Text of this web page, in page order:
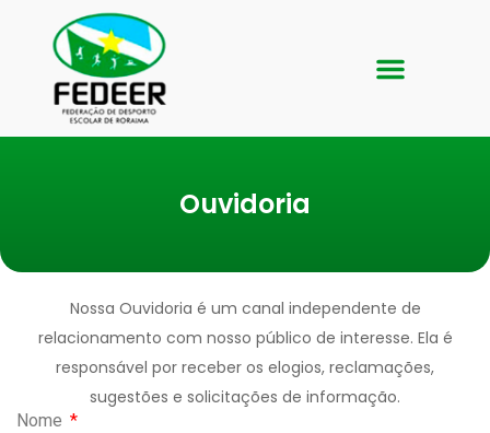
Ouvidoria
Nossa Ouvidoria é um canal independente de
relacionamento com nosso público de interesse. Ela é
responsável por receber os elogios, reclamações,
sugestões e solicitações de informação.
Nome